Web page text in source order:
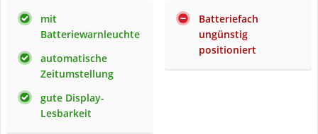
mit
Batteriewarnleuchte
automatische
Zeitumstellung
gute Display-
Lesbarkeit
Batteriefach
ungünstig
positioniert